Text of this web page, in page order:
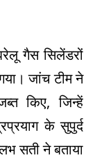
गैस सिलेंडरों
जांच टीम ने
किए, जिन्हें
के सुपुर्द
सती ने बताया